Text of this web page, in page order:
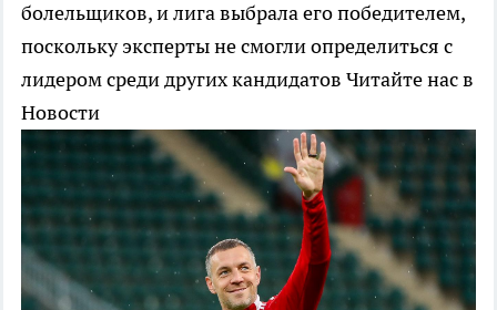
болельщиков, и лига выбрала его победителем,
поскольку эксперты не смогли определиться с
лидером среди других кандидатов Читайте нас в
Новости